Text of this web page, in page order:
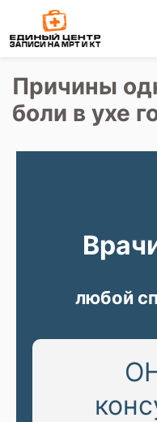
Причины
боли в ухе
любой